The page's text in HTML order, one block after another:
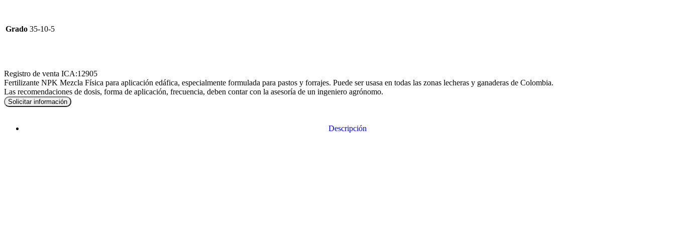
Grado 35-10-5
Registro de venta ICA:12905
Fertilizante NPK Mezcla Física para aplicación edáfica, especialmente formulada para pastos y forrajes. Puede ser usasa en todas las zonas lecheras y ganaderas de Colombia.
Las recomendaciones de dosis, forma de aplicación, frecuencia, deben contar con la asesoría de un ingeniero agrónomo.
Solicitar información
Descripción